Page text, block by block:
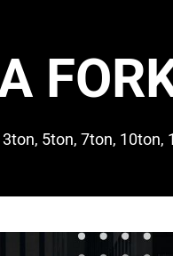
5ton, 7ton, 10ton,